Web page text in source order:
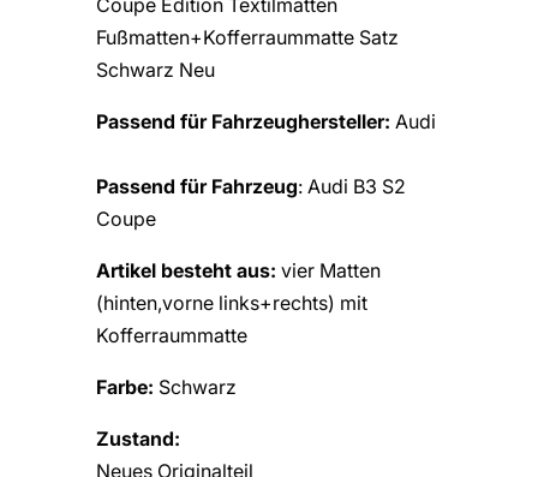
Fußmatten+Kofferraummatte Satz
Schwarz Neu
Passend für Fahrzeughersteller: Audi
Passend für Fahrzeug: Audi B3 S2
Coupe
Artikel besteht aus: vier Matten
(hinten,vorne links+rechts) mit
Kofferraummatte
Farbe: Schwarz
Zustand:
Neues Originalteil